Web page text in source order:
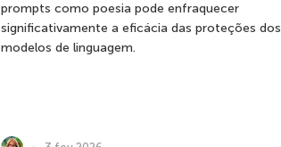
prompts como poesia pode enfraquecer
significativamente a eficácia das proteções dos
modelos de linguagem.